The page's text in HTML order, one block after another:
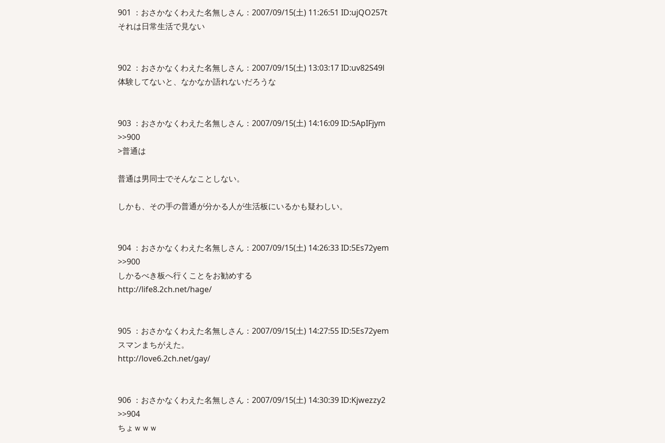
901 ：おさかなくわえた名無しさん：2007/09/15(土) 11:26:51 ID:ujQO257t
それは日常生活で見ない
902 ：おさかなくわえた名無しさん：2007/09/15(土) 13:03:17 ID:uv82S49l
体験してないと、なかなか語れないだろうな
903 ：おさかなくわえた名無しさん：2007/09/15(土) 14:16:09 ID:5ApIFjym
>>900
>普通は
普通は男同士でそんなことしない。
しかも、その手の普通が分かる人が生活板にいるかも疑わしい。
904 ：おさかなくわえた名無しさん：2007/09/15(土) 14:26:33 ID:5Es72yem
>>900
しかるべき板へ行くことをお勧めする
http://life8.2ch.net/hage/
905 ：おさかなくわえた名無しさん：2007/09/15(土) 14:27:55 ID:5Es72yem
スマンまちがえた。
http://love6.2ch.net/gay/
906 ：おさかなくわえた名無しさん：2007/09/15(土) 14:30:39 ID:Kjwezzy2
>>904
ちょｗｗｗ